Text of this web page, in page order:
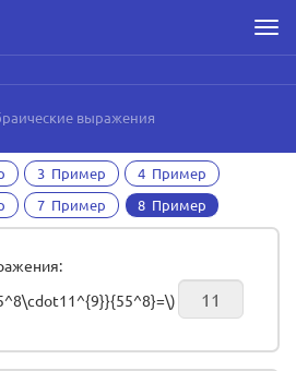
выражения
3 Пример
4 Пример
7 Пример 8 Пример